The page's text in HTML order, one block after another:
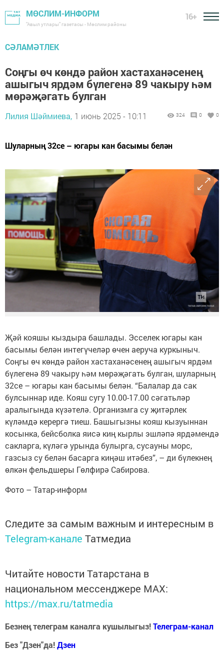
МӨСЛИМ-ИНФОРМ
"Авыл утлары" газетасы - Мөслим районы
16+
СӘЛАМӘТЛЕК
Соңгы өч көндә район хастаханәсенең
ашыгыч ярдәм бүлегенә 89 чакыру һәм
мөрәҗәгать булган
Лилия Шәймиева, 1 июнь 2025 - 10:11 324 0 0
Шуларның 32се – югары кан басымы белән
Җәй кояшы кыздыра башлады. Эсселек югары кан
басымы белән интегүчеләр өчен аеруча куркыныч.
Соңгы өч көндә район хастаханәсенең ашыгыч ярдәм
бүлегенә 89 чакыру һәм мөрәҗәгать булган, шуларның
32се – югары кан басымы белән. “Балалар да сак
булсыннар иде. Кояш сугу 10.00-17.00 сәгатьләр
аралыгында күзәтелә. Организмга су җитәрлек
күләмдә керергә тиеш. Башыгызны кояш кызуыннан
косынка, бейсболка яисә киң кырлы эшләпә ярдәмендә
сакларга, күләгә урында булырга, сусауны морс,
газсыз су белән басарга киңәш итәбез”, – ди бүлекнең
өлкән фельдшеры Гөлфирә Сабирова.
Фото – Татар-информ
Следите за самым важным и интересным в
Telegram-канале Татмедиа
Читайте новости Татарстана в
национальном мессенджере MАХ:
https://max.ru/tatmedia
Безнең телеграм каналга кушылыгыз!Телеграм-канал
Без "Дзен"да!Дзен